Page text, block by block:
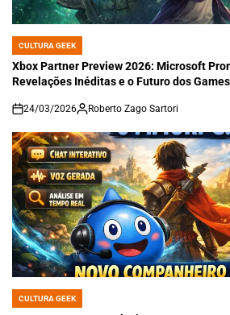
POSTED
IN
CULTURA GEEK
Xbox Partner Preview 2026: Microsoft
Revelações Inéditas e o Futuro dos
on
24/03/2026 Roberto Zago Sartori
POSTED
CULTURA GEEK